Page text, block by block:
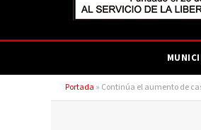
Portada » Continúa el aumento de